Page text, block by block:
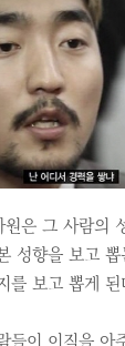
은 그 사람의
성향을 보고
를 보고 뽑게 된
들이 이직을 아